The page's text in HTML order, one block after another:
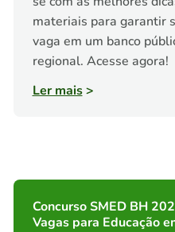
materiais para garantir
vaga em um banco
regional. Acesse agora!
Ler mais>
Concurso SMED BH
Vagas para Educação